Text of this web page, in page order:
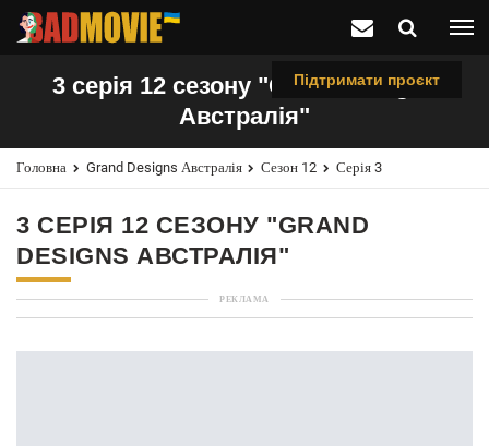
Підтримати проєкт
3 серія 12 сезону "Grand Designs
Австралія"
Головна Grand Designs Австралія Сезон 12 Серія 3
3 СЕРІЯ 12 СЕЗОНУ "GRAND
DESIGNS АВСТРАЛІЯ"
РЕКЛАМА